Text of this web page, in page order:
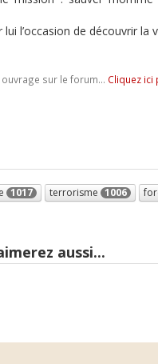
l’occasion de découvrir
sur le forum... Cliquez ici
1017 terrorisme 1006
aussi...